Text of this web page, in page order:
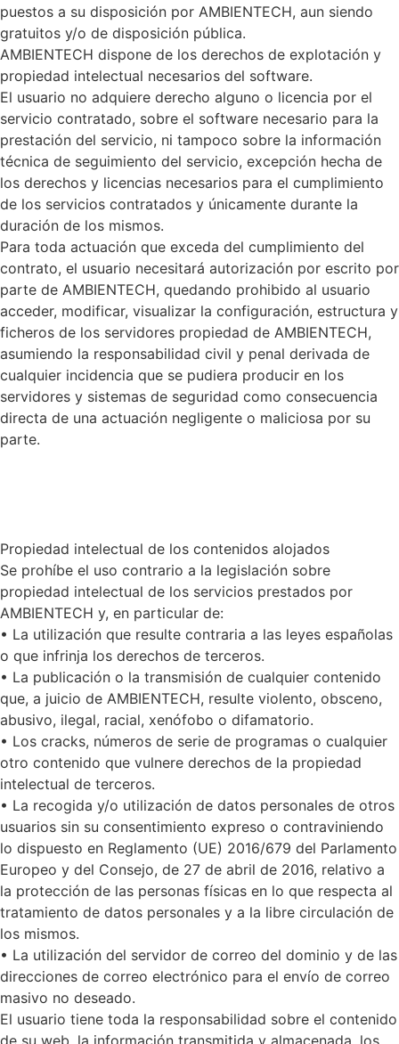
puestos a su disposición por AMBIENTECH, aun siendo
gratuitos y/o de disposición pública.
AMBIENTECH dispone de los derechos de explotación y
propiedad intelectual necesarios del software.
El usuario no adquiere derecho alguno o licencia por el
servicio contratado, sobre el software necesario para la
prestación del servicio, ni tampoco sobre la información
técnica de seguimiento del servicio, excepción hecha de
los derechos y licencias necesarios para el cumplimiento
de los servicios contratados y únicamente durante la
duración de los mismos.
Para toda actuación que exceda del cumplimiento del
contrato, el usuario necesitará autorización por escrito por
parte de AMBIENTECH, quedando prohibido al usuario
acceder, modificar, visualizar la configuración, estructura y
ficheros de los servidores propiedad de AMBIENTECH,
asumiendo la responsabilidad civil y penal derivada de
cualquier incidencia que se pudiera producir en los
servidores y sistemas de seguridad como consecuencia
directa de una actuación negligente o maliciosa por su
parte.
Propiedad intelectual de los contenidos alojados
Se prohíbe el uso contrario a la legislación sobre
propiedad intelectual de los servicios prestados por
AMBIENTECH y, en particular de:
• La utilización que resulte contraria a las leyes españolas
o que infrinja los derechos de terceros.
• La publicación o la transmisión de cualquier contenido
que, a juicio de AMBIENTECH, resulte violento, obsceno,
abusivo, ilegal, racial, xenófobo o difamatorio.
• Los cracks, números de serie de programas o cualquier
otro contenido que vulnere derechos de la propiedad
intelectual de terceros.
• La recogida y/o utilización de datos personales de otros
usuarios sin su consentimiento expreso o contraviniendo
lo dispuesto en Reglamento (UE) 2016/679 del Parlamento
Europeo y del Consejo, de 27 de abril de 2016, relativo a
la protección de las personas físicas en lo que respecta al
tratamiento de datos personales y a la libre circulación de
los mismos.
• La utilización del servidor de correo del dominio y de las
direcciones de correo electrónico para el envío de correo
masivo no deseado.
El usuario tiene toda la responsabilidad sobre el contenido
de su web, la información transmitida y almacenada, los